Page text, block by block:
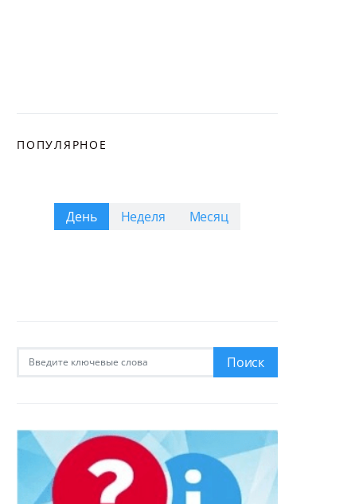
ПОПУЛЯРНОЕ
День Неделя Месяц
Искать: Поиск